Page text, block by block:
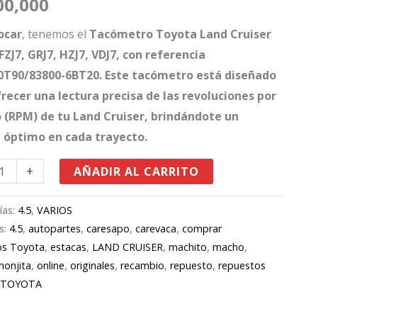
, tenemos el Tacómetro Toyota Land Cruiser
GRJ7, HZJ7, VDJ7, con referencia
/83800-6BT20. Este tacómetro está diseñado
una lectura precisa de las revoluciones por
de tu Land Cruiser, brindándote un
en cada trayecto.
+ AÑADIR AL CARRITO
4.5,VARIOS
4.5,autopartes,caresapo,carevaca,comprar
Toyota,estacas, LAND CRUISER,machito,macho,
,online,originales,recambio,repuesto,repuestos
TOYOTA